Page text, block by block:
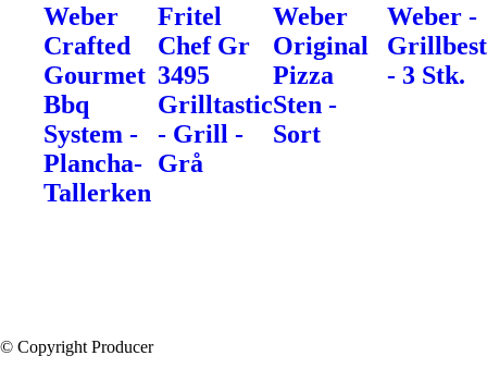
Weber
Crafted
Gourmet
Bbq
System -
Plancha-
Tallerken
Fritel
Chef Gr
3495
Grilltastic
- Grill -
Grå
Weber
Original
Pizza
Sten -
Sort
Weber -
- 3 Stk.
© Copyright Producer